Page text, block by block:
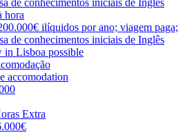
hora
ilíquidos por ano; viagem paga;
de conhecimentos iniciais de Inglês
in Lisboa possible
accomodation
Extra